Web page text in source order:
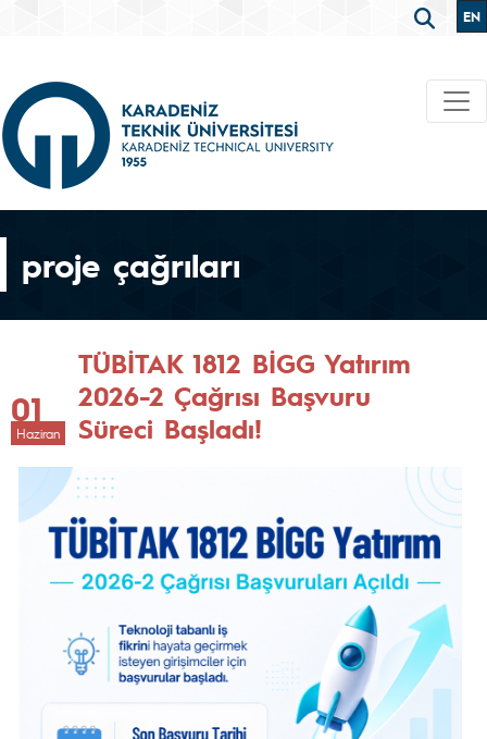
EN
proje çağrıları
01
Haziran
TÜBİTAK 1812 BİGG Yatırım
2026-2 Çağrısı Başvuru
Süreci Başladı!